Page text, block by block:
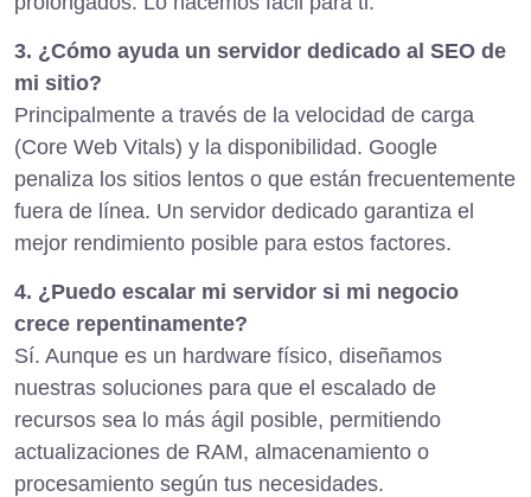
3. ¿Cómo ayuda un servidor dedicado al SEO de
mi sitio?
Principalmente a través de la velocidad de carga
(Core Web Vitals) y la disponibilidad. Google
penaliza los sitios lentos o que están frecuentemente
fuera de línea. Un servidor dedicado garantiza el
mejor rendimiento posible para estos factores.
4. ¿Puedo escalar mi servidor si mi negocio
crece repentinamente?
Sí. Aunque es un hardware físico, diseñamos
nuestras soluciones para que el escalado de
recursos sea lo más ágil posible, permitiendo
actualizaciones de RAM, almacenamiento o
procesamiento según tus necesidades.